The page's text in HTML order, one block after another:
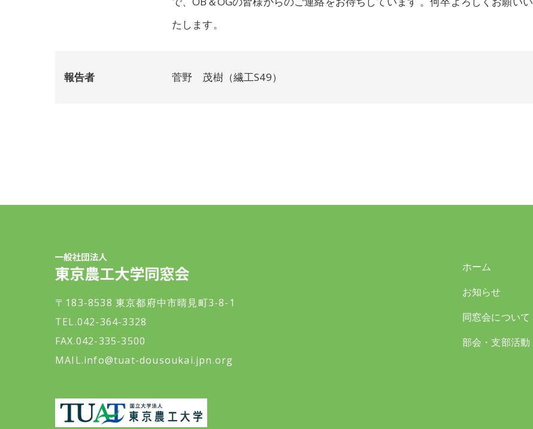
たします。
報告者 菅野 茂樹（繊工S49）
ホーム
お知らせ
同窓会について
部会・支部活動
〒183-8538 東京都府中市晴見町3-8-1
TEL.042-364-3328
FAX.042-335-3500
MAIL.info@tuat-dousoukai.jpn.org